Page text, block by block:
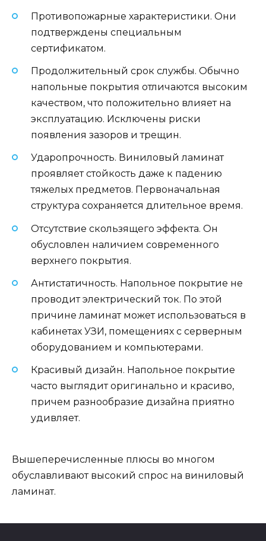
Противопожарные характеристики. Они
подтверждены специальным
сертификатом.
Продолжительный срок службы. Обычно
напольные покрытия отличаются высоким
качеством, что положительно влияет на
эксплуатацию. Исключены риски
появления зазоров и трещин.
Ударопрочность. Виниловый ламинат
проявляет стойкость даже к падению
тяжелых предметов. Первоначальная
структура сохраняется длительное время.
Отсутствие скользящего эффекта. Он
обусловлен наличием современного
верхнего покрытия.
Антистатичность. Напольное покрытие не
проводит электрический ток. По этой
причине ламинат может использоваться в
кабинетах УЗИ, помещениях с серверным
оборудованием и компьютерами.
Красивый дизайн. Напольное покрытие
часто выглядит оригинально и красиво,
причем разнообразие дизайна приятно
удивляет.
Вышеперечисленные плюсы во многом
обуславливают высокий спрос на виниловый
ламинат.